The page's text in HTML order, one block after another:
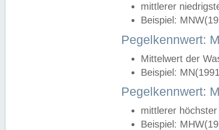
mittlerer
Beispiel:
Pegelkennwert:
Mittelwert der
Beispiel:
Pegelkennwert:
mittlerer
Beispiel: